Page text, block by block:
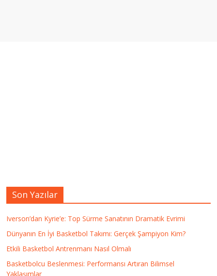
Son Yazılar
Iverson’dan Kyrie’e: Top Sürme Sanatının Dramatik Evrimi
Dünyanın En İyi Basketbol Takımı: Gerçek Şampiyon Kim?
Etkili Basketbol Antrenmanı Nasıl Olmalı
Basketbolcu Beslenmesi: Performansı Artıran Bilimsel
Yaklaşımlar